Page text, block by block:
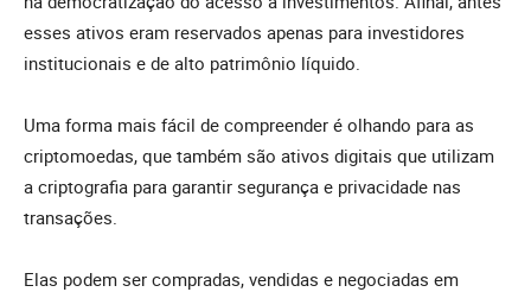
esses ativos eram reservados apenas para investidores
institucionais e de alto patrimônio líquido.
Uma forma mais fácil de compreender é olhando para as
criptomoedas, que também são ativos digitais que utilizam
a criptografia para garantir segurança e privacidade nas
transações.
Elas podem ser compradas, vendidas e negociadas em